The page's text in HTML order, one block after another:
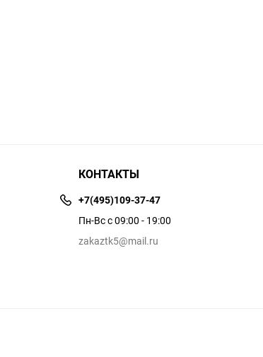
КОНТАКТЫ
+7(495)109-37-47
Пн-Вс с 09:00 - 19:00
zakaztk5@mail.ru